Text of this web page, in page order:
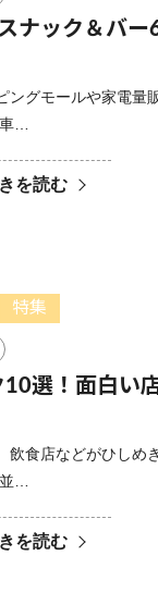
ナック＆バー
ングモールや家電量
…
を読む
特集
選！面白い
飲食店などがひしめ
…
を読む